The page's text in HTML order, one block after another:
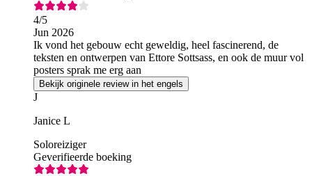
4/5
Jun 2026
Ik vond het gebouw echt geweldig, heel fascinerend, de
teksten en ontwerpen van Ettore Sottsass, en ook de muur vol
posters sprak me erg aan
Bekijk originele review in het engels
J
Janice L
Soloreiziger
Geverifieerde boeking